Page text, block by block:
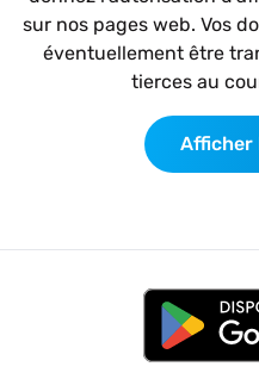
sur nos pages web. Vos
éventuellement être
tierces au
Afficher